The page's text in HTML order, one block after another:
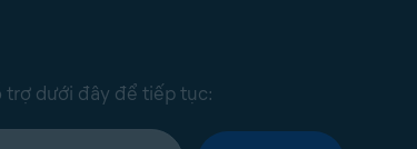
dưới đây để tiếp tục: